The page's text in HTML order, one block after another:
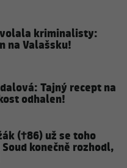
kriminalisty:
na Valašsku!
Tajný recept na
odhalen!
(†86) už se toho
konečně rozhodl,